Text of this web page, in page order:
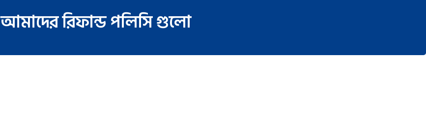
আমাদের রিফান্ড পলিসি গুলো